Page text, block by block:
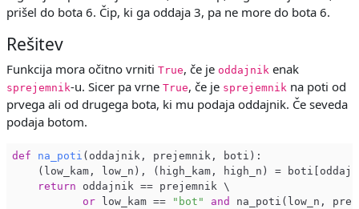
prišel do bota 6. Čip, ki ga oddaja 3, pa ne more do bota 6.
Rešitev
Funkcija mora očitno vrniti True, če je oddajnik enak
sprejemnik-u. Sicer pa vrne True, če je sprejemnik na poti od
prvega ali od drugega bota, ki mu podaja oddajnik. Če seveda
podaja botom.
def na_poti (oddajnik, prejemnik, boti) :
(low_kam, low_n), (high_kam, high_n) =
return oddajnik == prejemnik \
or low_kam == "bot" and
na_poti(low_n,